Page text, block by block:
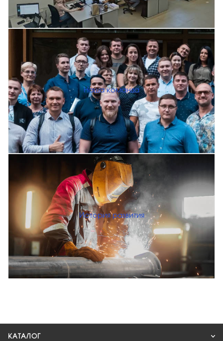
Наша команда
История развития
КАТАЛОГ